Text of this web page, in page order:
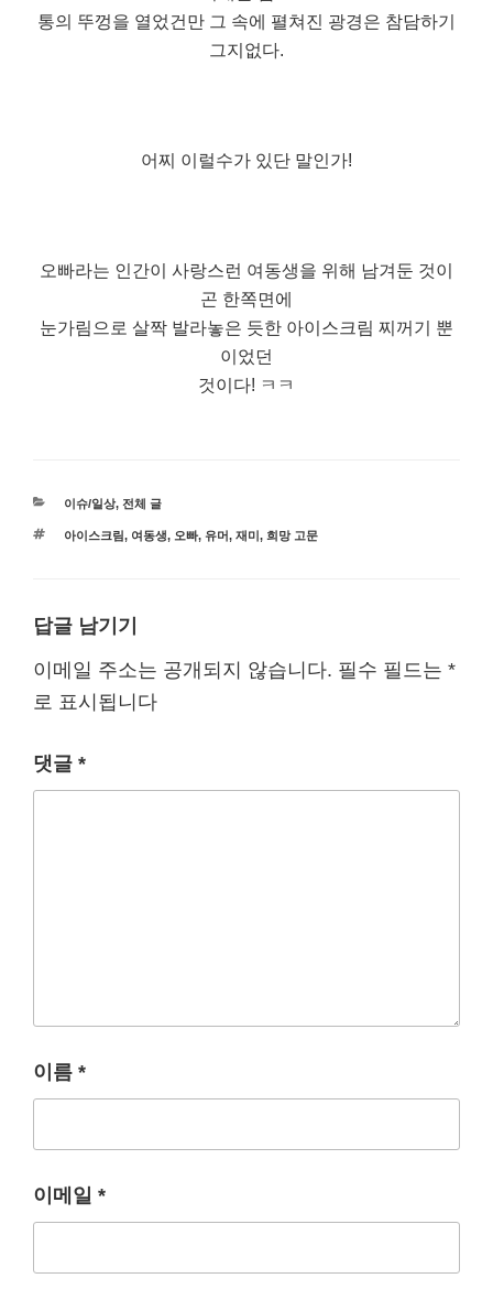
통의 뚜껑을 열었건만 그 속에 펼쳐진 광경은 참담하기
그지없다.
어찌 이럴수가 있단 말인가!
오빠라는 인간이 사랑스런 여동생을 위해 남겨둔 것이
곤 한쪽면에
눈가림으로 살짝 발라놓은 듯한 아이스크림 찌꺼기 뿐
이었던
것이다! ㅋㅋ
카
고
이슈/일상, 전체 글
태
아이스크림, 여동생, 오빠, 유머, 재미, 희망 고문
답글 남기기
이메일 주소는 공개되지 않습니다. 필수 필드는 *
로 표시됩니다
댓글 *
이름 *
이메일 *